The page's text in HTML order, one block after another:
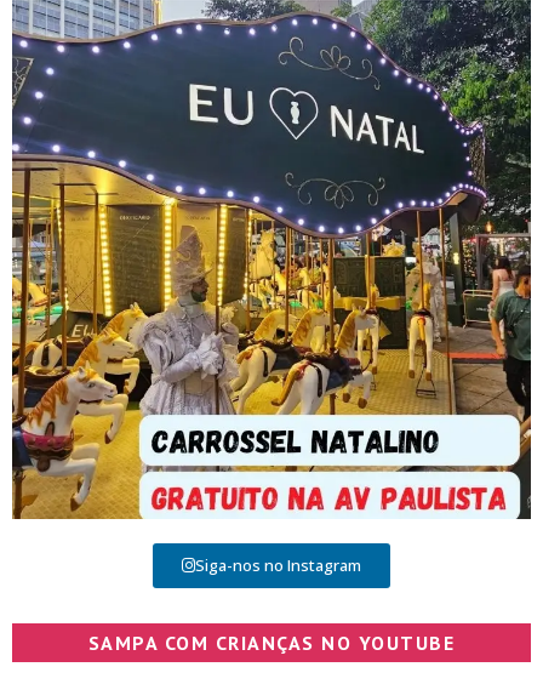
Siga-nos no Instagram
SAMPA COM CRIANÇAS NO YOUTUBE